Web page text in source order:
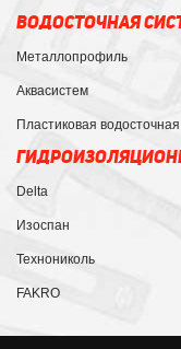
ВОДОСТОЧНАЯ
Металлопрофиль
Аквасистем
Пластиковая
Delta
Изоспан
Технониколь
FAKRO